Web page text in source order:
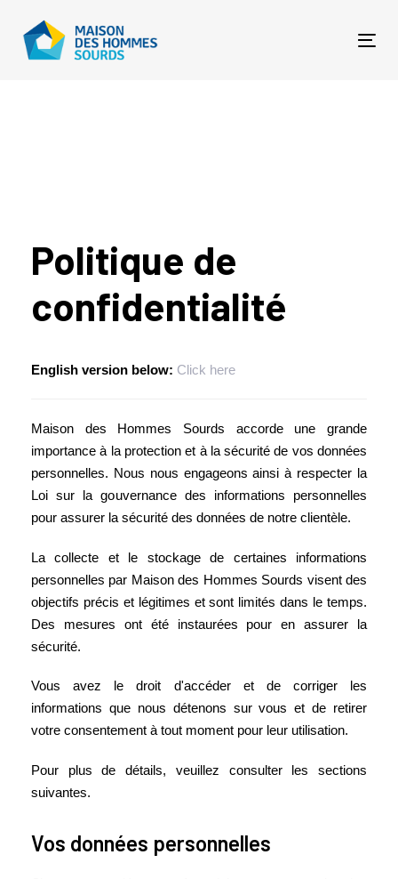
Politique de
confidentialité
English version below: Click here
Maison des Hommes Sourds accorde une grande
importance à la protection et à la sécurité de vos données
personnelles. Nous nous engageons ainsi à respecter la
Loi sur la gouvernance des informations personnelles
pour assurer la sécurité des données de notre clientèle.
La collecte et le stockage de certaines informations
personnelles par Maison des Hommes Sourds visent des
objectifs précis et légitimes et sont limités dans le temps.
Des mesures ont été instaurées pour en assurer la
sécurité.
Vous avez le droit d'accéder et de corriger les
informations que nous détenons sur vous et de retirer
votre consentement à tout moment pour leur utilisation.
Pour plus de détails, veuillez consulter les sections
suivantes.
Vos données personnelles